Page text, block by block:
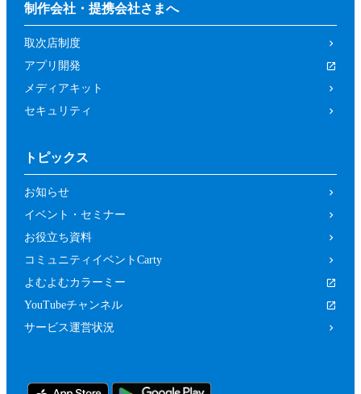
制作会社・提携会社さまへ
取次店制度
アプリ開発
メディアキット
セキュリティ
トピックス
お知らせ
イベント・セミナー
お役立ち資料
コミュニティイベントCarty
よむよむカラーミー
YouTubeチャンネル
サービス運営状況